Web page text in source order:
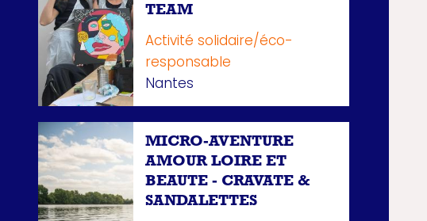
TEAM
Activité solidaire/éco-
responsable
Nantes
MICRO-AVENTURE
AMOUR LOIRE ET
BEAUTE - CRAVATE &
SANDALETTES